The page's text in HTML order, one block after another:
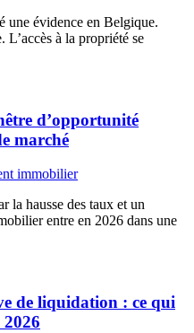
une évidence en Belgique.
L’accès à la propriété se
d’opportunité
marché
immobilier
la hausse des taux et un
entre en 2026 dans une
de liquidation : ce qui
2026